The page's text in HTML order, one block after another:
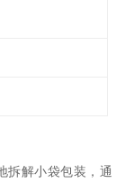
拆解小袋包装，通